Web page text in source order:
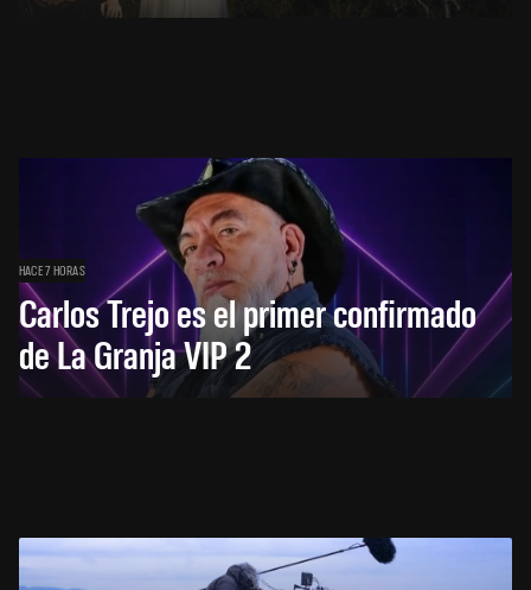
HACE 7 HORAS
Carlos Trejo es el primer confirmado
de La Granja VIP 2